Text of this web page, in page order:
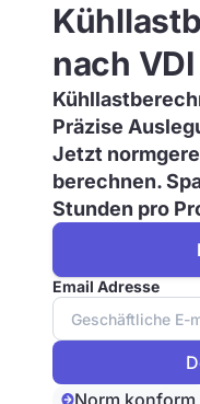
nach
Präzise
Jetzt
berechnen.
Stunden pro
Email Adresse
Norm konform